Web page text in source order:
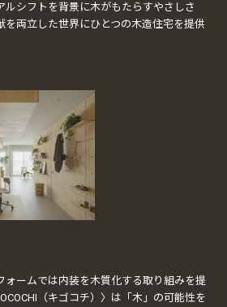
ルシフトを背景に木がもたらすやさしさ
を両立した世界にひとつの木造住宅を提供
ォームでは内装を木質化する取り組みを提
（キゴコチ）〉は「木」の可能性を